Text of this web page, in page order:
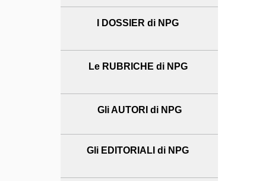
I DOSSIER di NPG
Le RUBRICHE di NPG
Gli AUTORI di NPG
Gli EDITORIALI di NPG